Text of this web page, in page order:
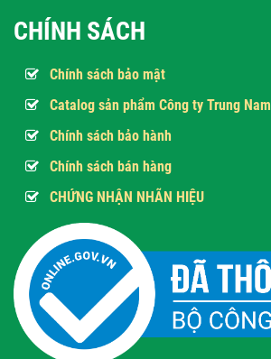
CHÍNH SÁCH
Chính sách bảo mật
Catalog sản phẩm Công ty Trung Nam
Chính sách bảo hành
Chính sách bán hàng
CHỨNG NHẬN NHÃN HIỆU